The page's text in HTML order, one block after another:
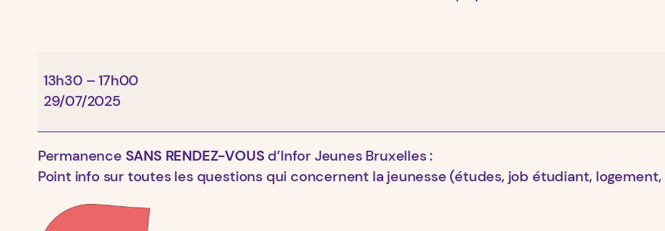
BXL
13h30 –17h00
29/07/2025
Permanence SANS RENDEZ-VOUS d’Infor Jeunes Bruxelles :
Point info sur toutes les questions qui concernent la jeunesse (études, job étudiant,